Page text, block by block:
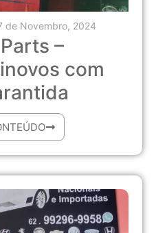
de Novembro, 2024
–
com